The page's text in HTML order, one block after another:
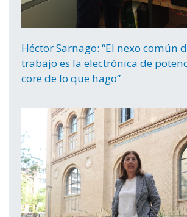
Héctor Sarnago: “El nexo común
trabajo es la electrónica de
core de lo que hago”